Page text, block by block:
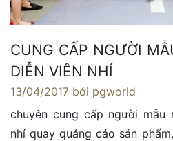
CUNG CẤP NGƯỜI
DIỄN VIÊN NHÍ
13/04/2017 bởi pgworld
chuyên cung cấp người mẫu
nhí quay quảng cáo sản